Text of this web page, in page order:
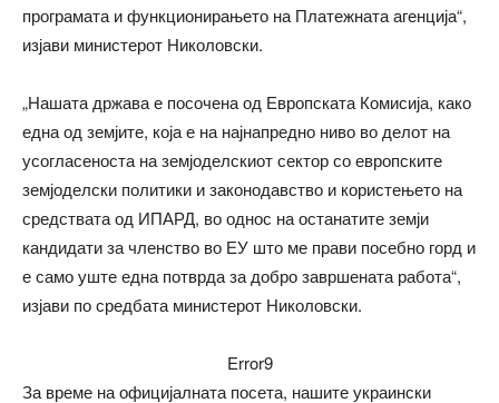
програмата и функционирањето на Платежната агенција“,
изјави министерот Николовски.
„Нашата држава е посочена од Европската Комисија, како
една од земјите, која е на најнапредно ниво во делот на
усогласеноста на земјоделскиот сектор со европските
земјоделски политики и законодавство и користењето на
средствата од ИПАРД, во однос на останатите земји
кандидати за членство во ЕУ што ме прави посебно горд и
е само уште една потврда за добро завршената работа“,
изјави по средбата министерот Николовски.
Error9
За време на официјалната посета, нашите украински